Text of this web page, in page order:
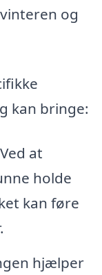
og
kan bringe:
Ved at
holde
kan føre
hjælper